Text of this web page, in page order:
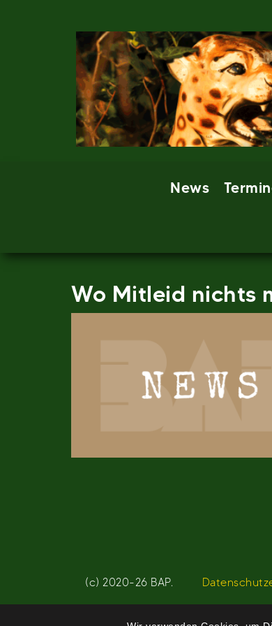
News
Wo Mitleid nichts
(c) 2020-26 BAP.